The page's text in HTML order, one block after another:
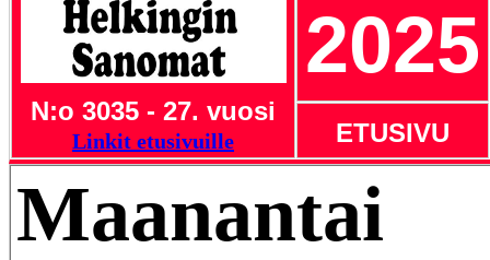
N:o 3035 - 27. vuosi
Linkit etusivuille
2025
ETUSIVU
Maanantai